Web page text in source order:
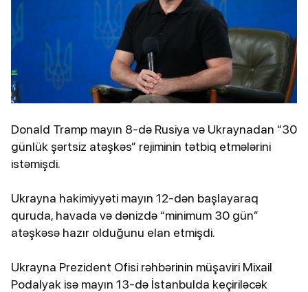
Donald Tramp mayın 8-də Rusiya və Ukraynadan “30
günlük şərtsiz atəşkəs” rejiminin tətbiq etmələrini
istəmişdi.
Ukrayna hakimiyyəti mayın 12-dən başlayaraq
quruda, havada və dənizdə “minimum 30 gün”
atəşkəsə hazır olduğunu elan etmişdi.
Ukrayna Prezident Ofisi rəhbərinin müşaviri Mixail
Podalyak isə mayın 13-də İstanbulda keçiriləcək